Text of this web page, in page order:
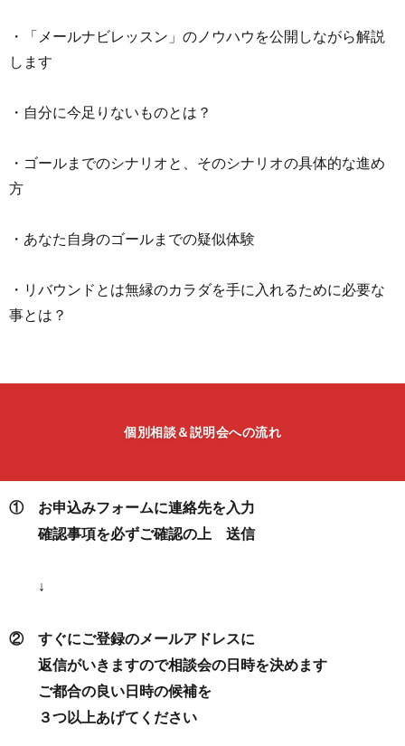
・「メールナビレッスン」のノウハウを公開しながら解説
します
・自分に今足りないものとは？
・ゴールまでのシナリオと、そのシナリオの具体的な進め
方
・あなた自身のゴールまでの疑似体験
・リバウンドとは無縁のカラダを手に入れるために必要な
事とは？
個別相談＆説明会への流れ
① お申込みフォームに連絡先を入力
確認事項を必ずご確認の上 送信
↓
② すぐにご登録のメールアドレスに
返信がいきますので相談会の日時を決めます
ご都合の良い日時の候補を
３つ以上あげてください